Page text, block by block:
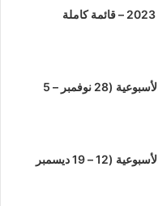
نشرة أخبار الأنمي الأسبوعية (28 نوفمبر – 5
نشرة أخبار الأنمي الأسبوعية (12 – 19 ديسمبر